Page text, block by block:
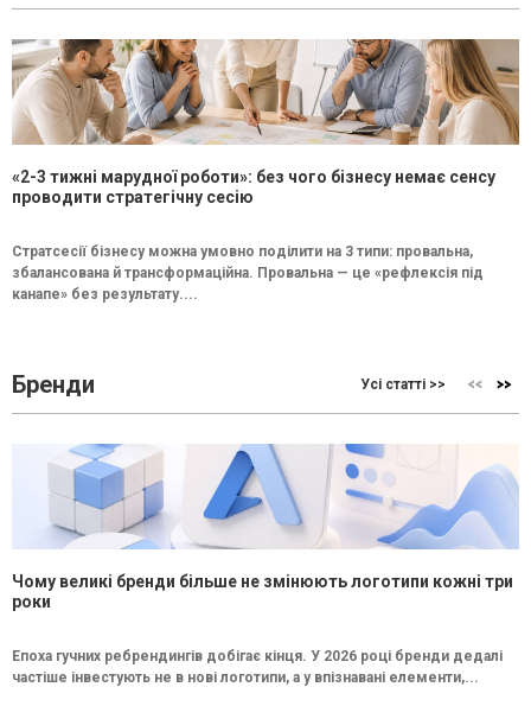
«2-3 тижні марудної роботи»: без чого бізнесу немає сенсу
проводити стратегічну сесію
Стратсесії бізнесу можна умовно поділити на 3 типи: провальна,
збалансована й трансформаційна. Провальна — це «рефлексія під
канапе» без результату....
Бренди Усі статті >>
Чому великі бренди більше не змінюють логотипи кожні три
роки
Епоха гучних ребрендингів добігає кінця. У 2026 році бренди дедалі
частіше інвестують не в нові логотипи, а у впізнавані елементи,...